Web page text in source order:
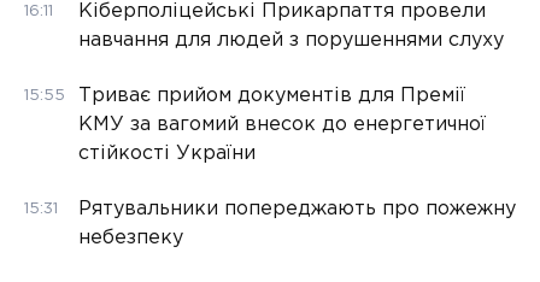
16:11
Кіберполіцейські Прикарпаття провели
навчання для людей з порушеннями слуху
15:55
Триває прийом документів для Премії
КМУ за вагомий внесок до енергетичної
стійкості України
15:31
Рятувальники попереджають про пожежну
небезпеку